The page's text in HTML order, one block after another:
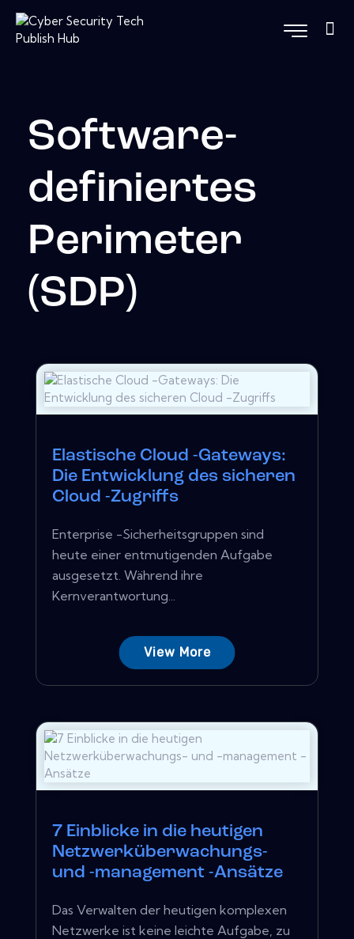
Software-
definiertes
Perimeter
(SDP)
Elastische Cloud -Gateways:
Die Entwicklung des sicheren
Cloud -Zugriffs
Enterprise -Sicherheitsgruppen sind
heute einer entmutigenden Aufgabe
ausgesetzt. Während ihre
Kernverantwortung...
View More
7 Einblicke in die heutigen
Netzwerküberwachungs-
und -management -Ansätze
Das Verwalten der heutigen komplexen
Netzwerke ist keine leichte Aufgabe, zu